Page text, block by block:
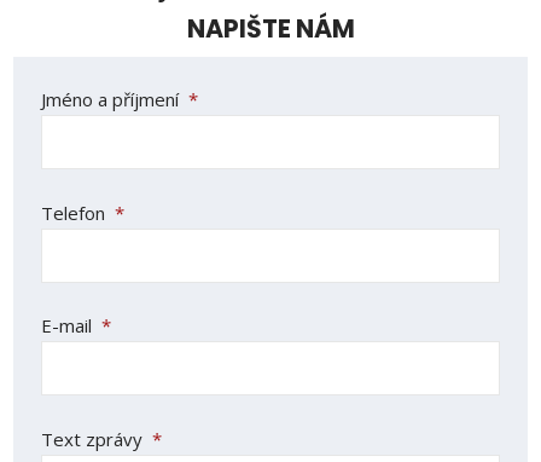
NAPIŠTE NÁM
Jméno a příjmení *
Telefon *
E-mail *
Text zprávy *